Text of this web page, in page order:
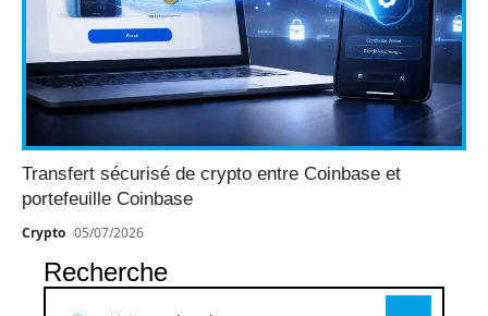
Transfert sécurisé de crypto entre Coinbase et
portefeuille Coinbase
Crypto 05/07/2026
Recherche